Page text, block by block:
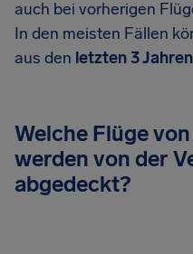
auch bei vorherigen
In den meisten Fällen
aus den letzten 3 Jahren
Welche Flüge
werden von der
abgedeckt?